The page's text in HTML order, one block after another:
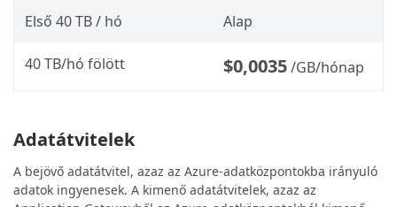
Első 40 TB / hó Alap
40 TB/hó fölött $0,0035/GB/hónap
Adatátvitelek
A bejövő adatátvitel, azaz az Azure-adatközpontokba irányuló
adatok ingyenesek. A kimenő adatátvitelek, azaz az